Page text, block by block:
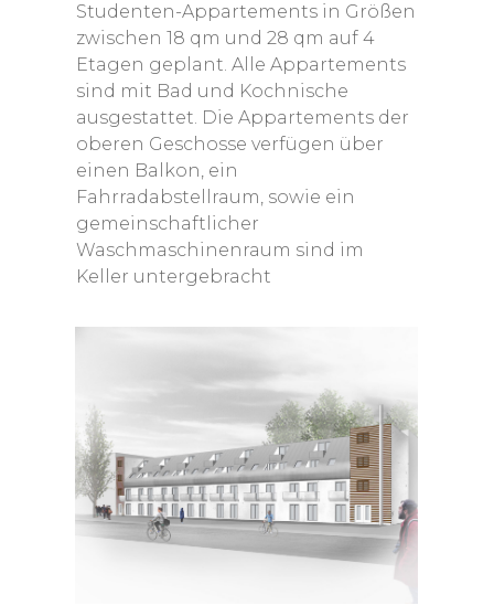
Studenten-Appartements in Größen
zwischen 18 qm und 28 qm auf 4
Etagen geplant. Alle Appartements
sind mit Bad und Kochnische
ausgestattet. Die Appartements der
oberen Geschosse verfügen über
einen Balkon, ein
Fahrradabstellraum, sowie ein
gemeinschaftlicher
Waschmaschinenraum sind im
Keller untergebracht